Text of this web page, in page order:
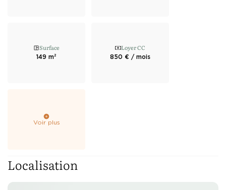
Surface
149 m²
Loyer CC
850 € / mois
Voir plus
Localisation